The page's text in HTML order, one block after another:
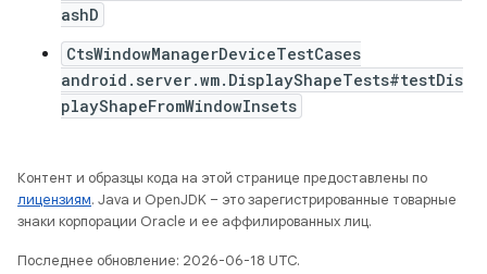
ashD
CtsWindowManagerDeviceTestCases
android.server.wm.DisplayShapeTests#testDis
playShapeFromWindowInsets
Контент и образцы кода на этой странице предоставлены по
лицензиям. Java и OpenJDK – это зарегистрированные товарные
знаки корпорации Oracle и ее аффилированных лиц.
Последнее обновление: 2026-06-18 UTC.